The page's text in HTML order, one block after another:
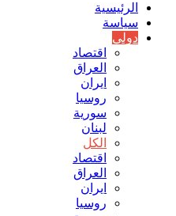
الرئيسية
سياسة
دولي
اقتصاد
العراق
ايران
روسيا
سورية
لبنان
الكل
اقتصاد
العراق
ايران
روسيا